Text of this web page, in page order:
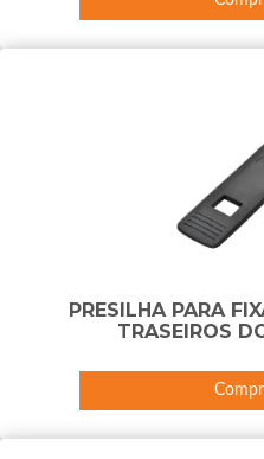
PRESILHA PARA
TRASEIROS